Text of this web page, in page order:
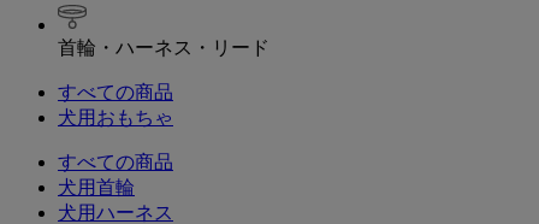
首輪・ハーネス・リード
すべての商品
犬用おもちゃ
すべての商品
犬用首輪
犬用ハーネス